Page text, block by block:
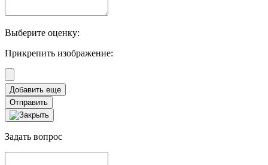
Выберите оценку:
Прикрепить изображение:
Отправить
Задать вопрос